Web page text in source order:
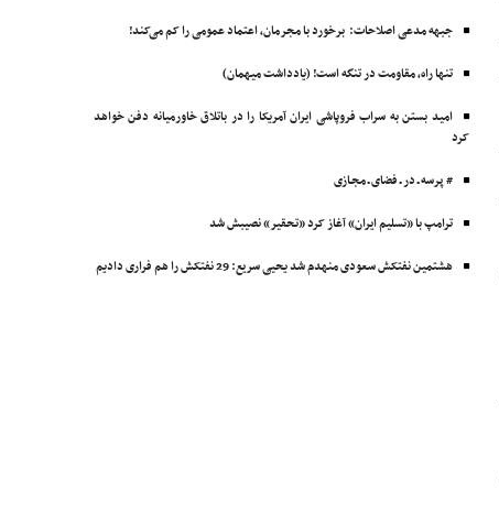
جبهه مدعی اصلاحات: برخورد با مجرمان، اعتماد عمومی را کم می‌کند!
تنها راه، مقاومت در تنگه است! (یادداشت میهمان)
امید بستن به سراب فروپاشی ایران آمریکا را در باتلاق خاورمیانه دفن خواهد
کرد
# پرسه ـ در ـ فضای ـ مجـازی
ترامپ با «تسلیم ایران» آغاز کرد «تحقیر» نصیبش شد
هشتمین نفتکش ‌سعودی منهدم شد یحیی سریع: 29 نفتکش را هم فراری دادیم